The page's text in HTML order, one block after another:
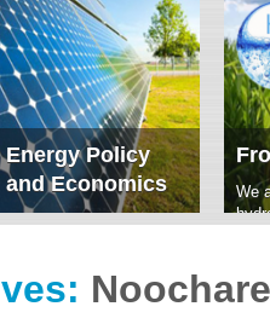
Energy Policy
and Economics
We focus on solar
economics, and solar PV
policy. Two patent-
We